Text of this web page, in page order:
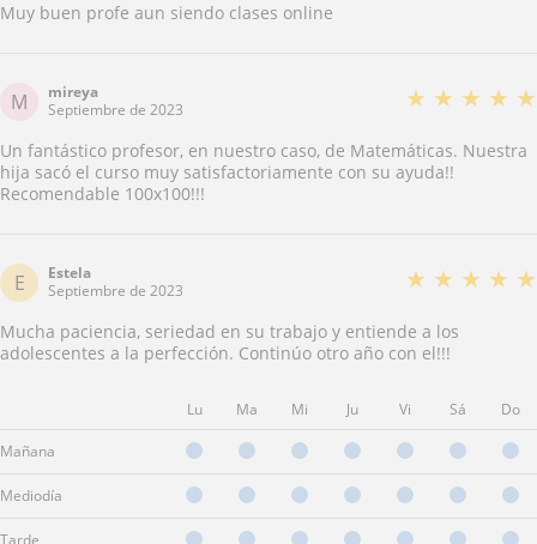
Muy buen profe aun siendo clases online
M
mireya
Septiembre de 2023
★ ★ ★ ★ ★
Un fantástico profesor, en nuestro caso, de Matemáticas. Nuestra
hija sacó el curso muy satisfactoriamente con su ayuda!!
Recomendable 100x100!!!
E
Estela
Septiembre de 2023
★ ★ ★ ★ ★
Mucha paciencia, seriedad en su trabajo y entiende a los
adolescentes a la perfección. Continúo otro año con el!!!
Lu Ma Mi Ju Vi Sá Do
Mañana
Mediodía
Tarde